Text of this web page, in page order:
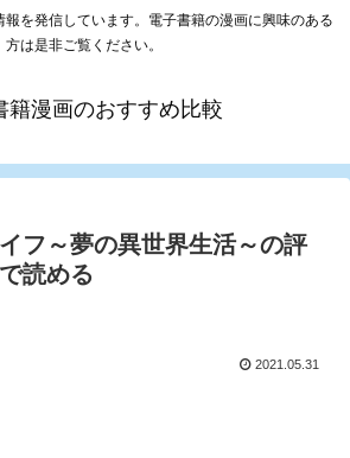
を発信しています。電子書籍の漫画に興味のある
方は是非ご覧ください。
籍漫画のおすすめ比較
フ～夢の異世界生活～の評
読める
2021.05.31